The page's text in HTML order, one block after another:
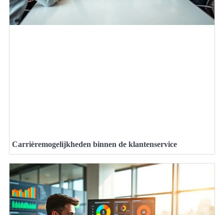
Carrièremogelijkheden binnen de klantenservice